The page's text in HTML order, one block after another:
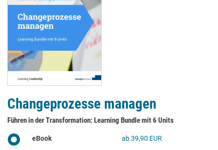
Changeprozesse managen
Führen in der Transformation: Learning Bundle mit 6 Units
eBook ab 39,90 EUR